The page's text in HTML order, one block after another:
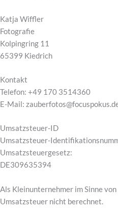
Katja Wiffler
Fotografie
Kolpingring 11
65399 Kiedrich
Kontakt
Telefon: +49 170 3514360
E-Mail:
Umsatzsteuer-ID
Umsatzsteuer-
Umsatzsteuergesetz:
DE309635394
Als Kleinunternehmer im Sinne
Umsatzsteuer nicht berechnet.